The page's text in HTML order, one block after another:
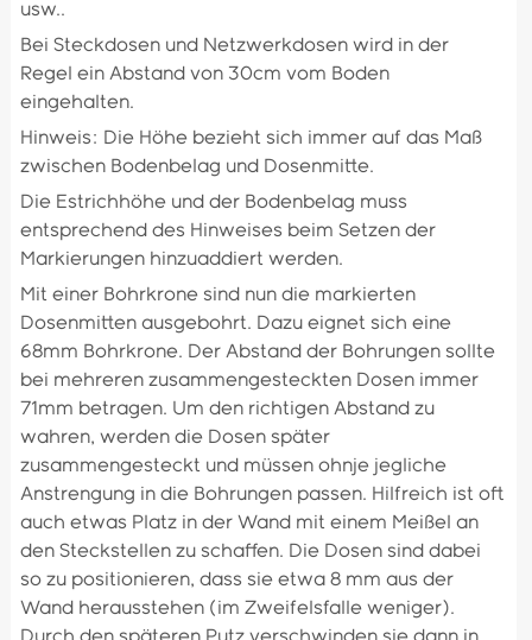
usw..
Bei Steckdosen und Netzwerkdosen wird in der
Regel ein Abstand von 30cm vom Boden
eingehalten.
Hinweis: Die Höhe bezieht sich immer auf das Maß
zwischen Bodenbelag und Dosenmitte.
Die Estrichhöhe und der Bodenbelag muss
entsprechend des Hinweises beim Setzen der
Markierungen hinzuaddiert werden.
Mit einer Bohrkrone sind nun die markierten
Dosenmitten ausgebohrt. Dazu eignet sich eine
68mm Bohrkrone. Der Abstand der Bohrungen sollte
bei mehreren zusammengesteckten Dosen immer
71mm betragen. Um den richtigen Abstand zu
wahren, werden die Dosen später
zusammengesteckt und müssen ohnje jegliche
Anstrengung in die Bohrungen passen. Hilfreich ist oft
auch etwas Platz in der Wand mit einem Meißel an
den Steckstellen zu schaffen. Die Dosen sind dabei
so zu positionieren, dass sie etwa 8 mm aus der
Wand herausstehen (im Zweifelsfalle weniger).